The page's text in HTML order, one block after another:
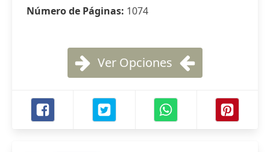
Número de Páginas: 1074
Ver Opciones